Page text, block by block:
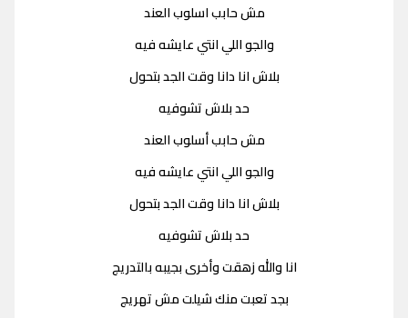
مش حابب اسلوب العند
والجو اللي انتي عايشه فيه
بلاش انا دانا وقت الجد بتحول
حد بلاش تشوفيه
مش حابب أسلوب العند
والجو اللي انتي عايشه فيه
بلاش انا دانا وقت الجد بتحول
حد بلاش تشوفيه
انا والله زهقت وأخرى بجيبه بالتدريج
بجد تعبت منك شيلت مش تهريج